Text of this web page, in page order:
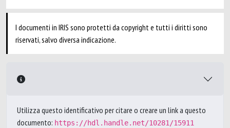
I documenti in IRIS sono protetti da copyright e tutti i diritti sono
riservati, salvo diversa indicazione.
Utilizza questo identificativo per citare o creare un link a questo
documento: https://hdl.handle.net/10281/15911